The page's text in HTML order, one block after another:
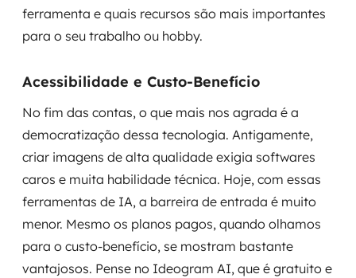
ferramenta e quais recursos são mais importantes
para o seu trabalho ou hobby.
Acessibilidade e Custo-Benefício
No fim das contas, o que mais nos agrada é a
democratização dessa tecnologia. Antigamente,
criar imagens de alta qualidade exigia softwares
caros e muita habilidade técnica. Hoje, com essas
ferramentas de IA, a barreira de entrada é muito
menor. Mesmo os planos pagos, quando olhamos
para o custo-benefício, se mostram bastante
vantajosos. Pense no Ideogram AI, que é gratuito e